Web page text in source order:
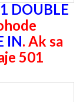
DOUBLE
IN. Ak sa
501